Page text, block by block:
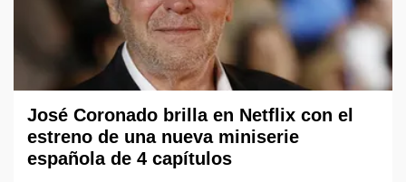
José Coronado brilla en Netflix con el
estreno de una nueva miniserie
española de 4 capítulos